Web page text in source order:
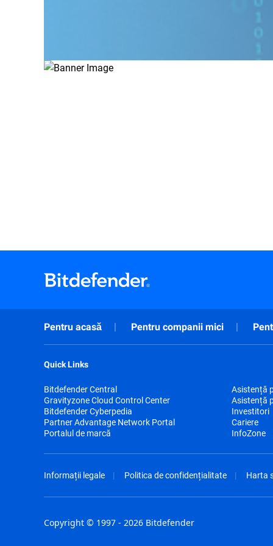
Pentru acasă Pentru companii mici
Quick Links
Bitdefender Central
Gravityzone Cloud Control Center
Bitdefender Cyberpedia
Partner Advantage Network Portal
Portalul de marcă
Asistență
Asistență
Investitori
Cariere
InfoZone
Informații legale Politica de confidențialitate Harta
Copyright © 1997 - 2026 Bitdefender